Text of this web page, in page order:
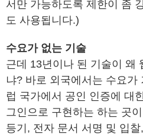
서만 가능하도록 제한이 좀
도 사용됩니다.)
수요가 없는 기술
근데 13년이나 된 기술이 왜
냐? 바로 외국에서는 수요가
럽 국가에서 공인 인증에 대
그인으로 구현하는 하는 곳
등기, 전자 문서 서명 및 입